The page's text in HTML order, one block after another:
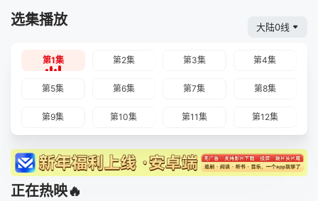
选集播放 大陆0线
第1集 第2集 第3集 第4集
第5集 第6集 第7集 第8集
第9集 第10集 第11集 第12集
正在热映🔥